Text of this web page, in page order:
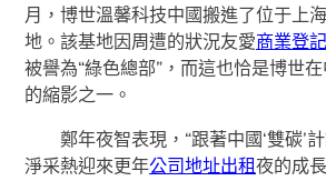
月，博世溫馨科技中國搬進了位于上
地。該基地因周遭的狀況友愛商業登記
被譽為“綠色總部”，而這也恰是博世
的縮影之一。
鄭年夜智表現，“跟著中國‘雙碳’
淨采熱迎來更年公司地址出租夜的成